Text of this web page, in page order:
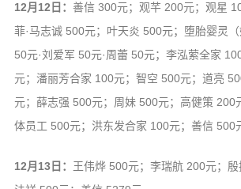
12月12日： 善信 300元；观芊 200元；观星
菲·马志诚 500元；叶天炎 500元；堕胎婴灵
50元·刘爱军 50元·周蕾 50元；李泓萦全家
元；潘丽芳合家 100元；智空 500元；道亮
元；薛志强 500元；周妹 500元；高健策 200
体员工 500元；洪东发合家 100元；善信 500
12月13日： 王伟烨 500元；李瑞航 200元；殷